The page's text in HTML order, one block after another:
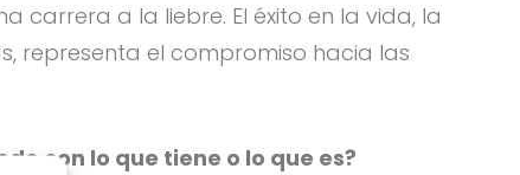
carrera a la liebre. El éxito en la vida, la
representa el compromiso hacia las
con lo que tiene o lo que es?